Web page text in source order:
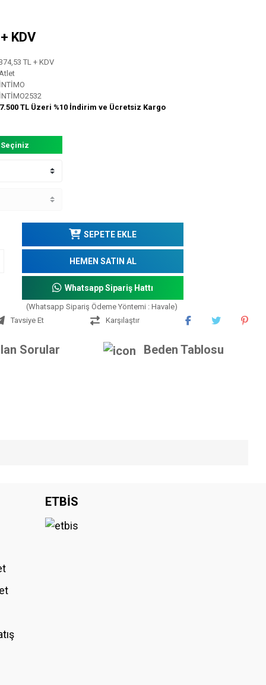
KDV
TL + KDV
7.500 TL Üzeri %10 İndirim ve Ücretsiz Kargo
Seçiniz
SEPETE EKLE
HEMEN SATIN AL
Whatsapp Sipariş Hattı
(Whatsapp Sipariş Ödeme Yöntemi : Havale)
Tavsiye Et
Karşılaştır
Sorular Beden Tablosu
ETBİS